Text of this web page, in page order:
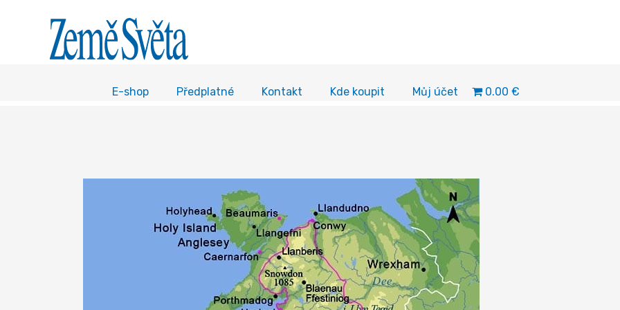
E-shop Předplatné Kontakt Kde koupit Můj účet 0.00 €